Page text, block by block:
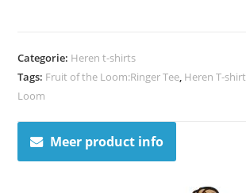
Categorie: Heren t-shirts
Tags: Fruit of the Loom:Ringer Tee, Heren T-shirt
Loom
Meer product info